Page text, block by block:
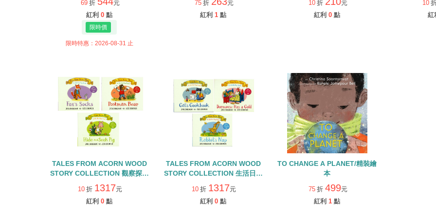
69 折
元
紅利 0 點
限時特惠：2026-08-31 止
75 折
元
紅利 1 點
書
10 折
元
紅利 0 點
10
紅
TALES FROM ACORN WOOD
STORY COLLECTION 觀察探索
組/硬頁翻翻書+QR CODE
10 折 1317元
紅利 0 點
TALES FROM ACORN WOOD
STORY COLLECTION 生活日常
組/硬頁翻翻書+QR CODE
10 折 1317元
紅利 0 點
TO CHANGE A PLANET/精裝繪
本
75 折 499元
紅利 1 點